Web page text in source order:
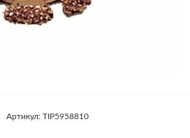
Артикул: TIP5958810